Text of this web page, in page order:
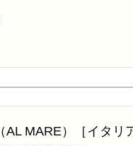
（AL MARE）［イタリ